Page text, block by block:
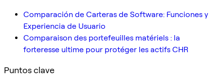
Comparación de Carteras de Software: Funciones y
Experiencia de Usuario
Comparaison des portefeuilles matériels : la
forteresse ultime pour protéger les actifs CHR
Puntos clave